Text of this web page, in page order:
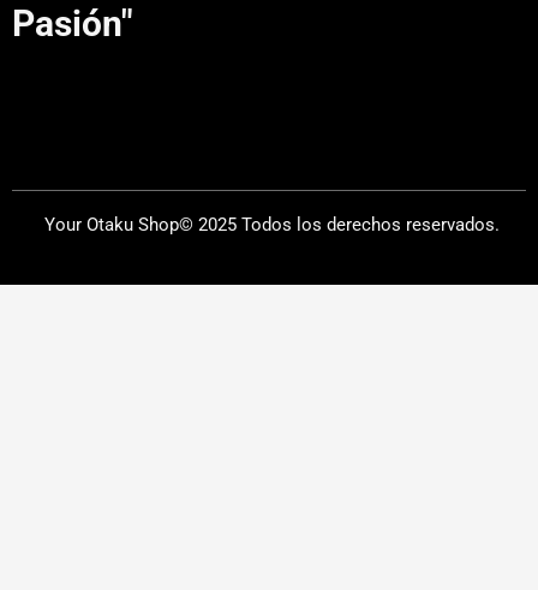
Pasión"
Your Otaku Shop© 2025 Todos los derechos reservados.